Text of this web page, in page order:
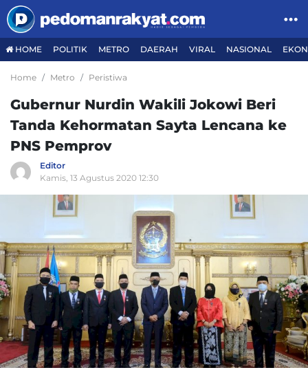
HOME POLITIK METRO DAERAH VIRAL NASIONAL
Home Metro Peristiwa
Gubernur Nurdin Wakili Jokowi Beri
Tanda Kehormatan Sayta Lencana ke
PNS Pemprov
Editor
Kamis, 13 Agustus 2020 12:30